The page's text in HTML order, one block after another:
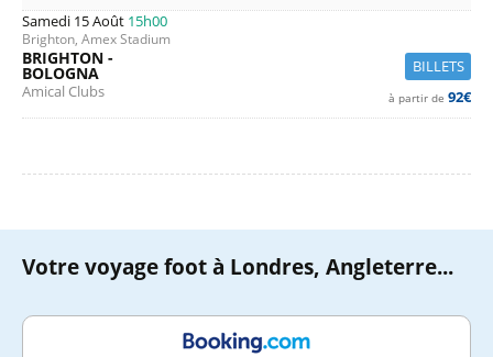
Samedi 15 Août 15h00
Brighton, Amex Stadium
BILLETS
BRIGHTON -
BOLOGNA
Amical Clubs à partir de 92€
Votre voyage foot à Londres, Angleterre...